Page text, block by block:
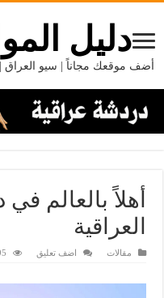
دليل
أضف موقعك مجاناً | سيو العراق |
أهلاً بالعالم
العراقية
مقالات اضف تعليق 95